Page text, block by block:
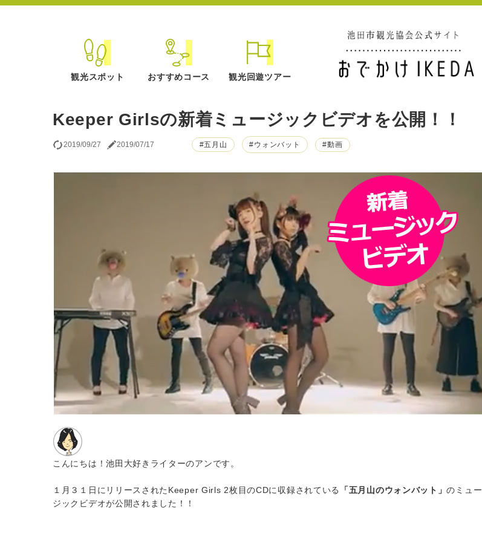
観光スポット おすすめコース 観光回遊ツアー
Keeper Girlsの新着ミュージックビデオを公開！！
2019/09/27 2019/07/17 #五月山 #ウォンバット #動画
こんにちは！池田大好きライターのアンです。
１月３１日にリリースされたKeeper Girls 2枚目のCDに収録されている 「五月山のウォンバット」のミュー
ジックビデオが公開されました！！